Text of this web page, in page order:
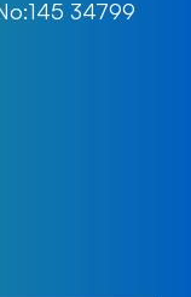
34799